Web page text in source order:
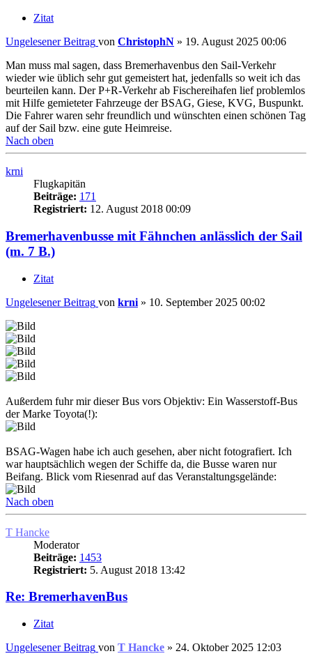
Zitat
Ungelesener Beitrag von ChristophN » 19. August 2025 00:06
Man muss mal sagen, dass Bremerhavenbus den Sail-Verkehr
wieder wie üblich sehr gut gemeistert hat, jedenfalls so weit ich das
beurteilen kann. Der P+R-Verkehr ab Fischereihafen lief problemlos
mit Hilfe gemieteter Fahrzeuge der BSAG, Giese, KVG, Buspunkt.
Die Fahrer waren sehr freundlich und wünschten einen schönen Tag
auf der Sail bzw. eine gute Heimreise.
Nach oben
krni
Flugkapitän
Beiträge: 171
Registriert: 12. August 2018 00:09
Bremerhavenbusse mit Fähnchen anlässlich der Sail
(m. 7 B.)
Zitat
Ungelesener Beitrag von krni » 10. September 2025 00:02
Außerdem fuhr mir dieser Bus vors Objektiv: Ein Wasserstoff-Bus
der Marke Toyota(!):
BSAG-Wagen habe ich auch gesehen, aber nicht fotografiert. Ich
war hauptsächlich wegen der Schiffe da, die Busse waren nur
Beifang. Blick vom Riesenrad auf das Veranstaltungsgelände:
Nach oben
T Hancke
Moderator
Beiträge: 1453
Registriert: 5. August 2018 13:42
Re: BremerhavenBus
Zitat
Ungelesener Beitrag von T Hancke » 24. Oktober 2025 12:03